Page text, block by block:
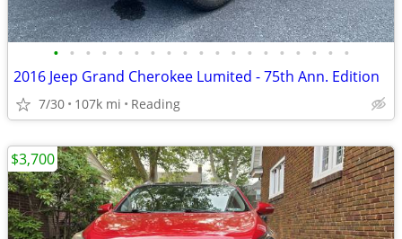
• • • • • • • • • • • • • • • • • • •
2016 Jeep Grand Cherokee Lumited - 75th Ann. Edition
7/30 107k mi Reading
$3,700